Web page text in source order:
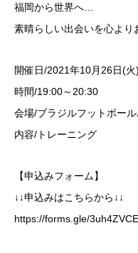
福岡から世界へ…
素晴らしい出会いを心より
開催日/2021年10月26日(火)
時間/19:00～20:30
会場/ブラジルフットボー
内容/トレーニング
【申込みフォーム】
↓↓申込みはこちらから↓↓
https://forms.gle/